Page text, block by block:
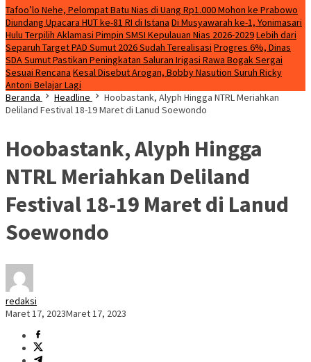
Tafoo’lo Nehe, Pelompat Batu Nias di Uang Rp1.000 Mohon ke Prabowo
Diundang Upacara HUT ke-81 RI di Istana Di Musyawarah ke-1, Yonimasari
Hulu Terpilih Aklamasi Pimpin SMSI Kepulauan Nias 2026-2029Lebih dari
Separuh Target PAD Sumut 2026 Sudah Terealisasi Progres 6%, Dinas
SDA Sumut Pastikan Peningkatan Saluran Irigasi Rawa Bogak Sergai
Sesuai Rencana Kesal Disebut Arogan, Bobby Nasution Suruh Ricky
Antoni Belajar Lagi
Beranda
Headline
Hoobastank, Alyph Hingga NTRL Meriahkan
Deliland Festival 18-19 Maret di Lanud Soewondo
Hoobastank, Alyph Hingga
NTRL Meriahkan Deliland
Festival 18-19 Maret di Lanud
Soewondo
redaksi
Maret 17, 2023Maret 17, 2023